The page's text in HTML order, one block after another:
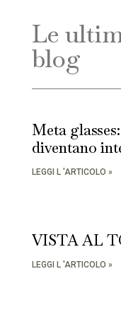
Le
blog
Meta
diventano
LEGGI L 'ARTICOLO »
VISTA AL
LEGGI L 'ARTICOLO »